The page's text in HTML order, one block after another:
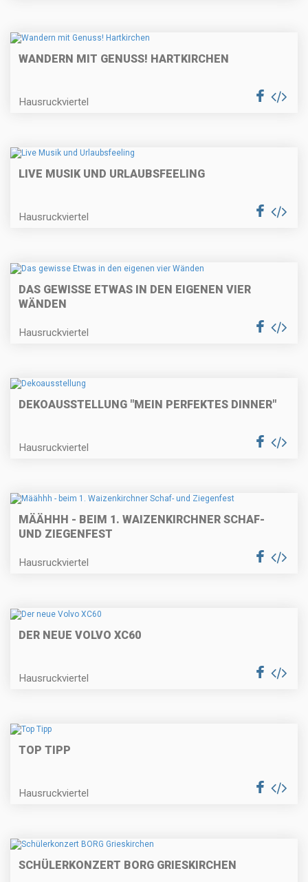
WANDERN MIT GENUSS! HARTKIRCHEN
Hausruckviertel
LIVE MUSIK UND URLAUBSFEELING
Hausruckviertel
DAS GEWISSE ETWAS IN DEN EIGENEN VIER
WÄNDEN
Hausruckviertel
DEKOAUSSTELLUNG "MEIN PERFEKTES DINNER"
Hausruckviertel
MÄÄHHH - BEIM 1. WAIZENKIRCHNER SCHAF-
UND ZIEGENFEST
Hausruckviertel
DER NEUE VOLVO XC60
Hausruckviertel
TOP TIPP
Hausruckviertel
SCHÜLERKONZERT BORG GRIESKIRCHEN